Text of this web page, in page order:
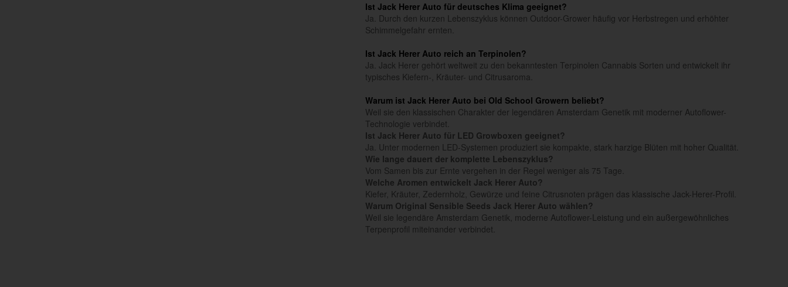
Ist Jack Herer Auto für deutsches Klima geeignet?
Ja. Durch den kurzen Lebenszyklus können Outdoor-Grower häufig vor Herbstregen und erhöhter
Schimmelgefahr ernten.
Ist Jack Herer Auto reich an Terpinolen?
Ja. Jack Herer gehört weltweit zu den bekanntesten Terpinolen Cannabis Sorten und entwickelt ihr
typisches Kiefern-, Kräuter- und Citrusaroma.
Warum ist Jack Herer Auto bei Old School Growern beliebt?
Weil sie den klassischen Charakter der legendären Amsterdam Genetik mit moderner Autoflower-
Technologie verbindet.
Ist Jack Herer Auto für LED Growboxen geeignet?
Ja. Unter modernen LED-Systemen produziert sie kompakte, stark harzige Blüten mit hoher Qualität.
Wie lange dauert der komplette Lebenszyklus?
Vom Samen bis zur Ernte vergehen in der Regel weniger als 75 Tage.
Welche Aromen entwickelt Jack Herer Auto?
Kiefer, Kräuter, Zedernholz, Gewürze und feine Citrusnoten prägen das klassische Jack-Herer-Profil.
Warum Original Sensible Seeds Jack Herer Auto wählen?
Weil sie legendäre Amsterdam Genetik, moderne Autoflower-Leistung und ein außergewöhnliches
Terpenprofil miteinander verbindet.